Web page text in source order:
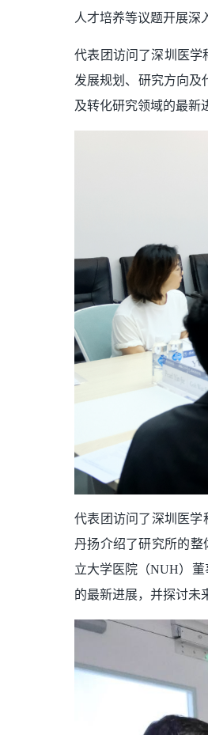
人才培养等议题开展深
代表团访问了深圳医学
发展规划、研究方向及
及转化研究领域的最新
代表团访问了深圳医学
丹扬介绍了研究所的整
立大学医院（NUH）
的最新进展，并探讨未